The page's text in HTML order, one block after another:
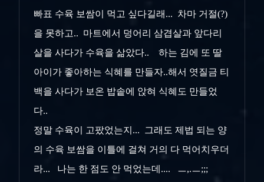
빠표 수육 보쌈이 먹고 싶다길래... 차마 거절(?)
을 못하고.. 마트에서 덩어리 삼겹살과 앞다리
살을 사다가 수육을 삶았다.. 하는 김에 또 딸
아이가 좋아하는 식혜를 만들자..해서 엿질금 티
백을 사다가 보온 밥솥에 앉혀 식혜도 만들었
다..
정말 수육이 고팠었는지... 그래도 제법 되는 양
의 수육 보쌈을 이틀에 걸쳐 거의 다 먹어치우더
라... 나는 한 점도 안 먹었는데.... ㅡ,.ㅡ;;;